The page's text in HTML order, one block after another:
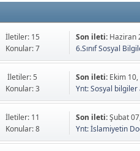
İletiler: 15
Konular: 7
Son ileti: Haziran
6.Sınıf Sosyal
İletiler: 5
Konular: 3
Son ileti: Ekim
Ynt: Sosyal bilgiler
İletiler: 11
Konular: 8
Son ileti:Şubat
Ynt: İslamiyetin